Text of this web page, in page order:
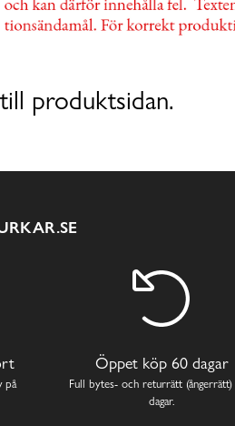
produktsidan.
på
Öppet köp 60 dagar
Full bytes- och returrätt
dagar.